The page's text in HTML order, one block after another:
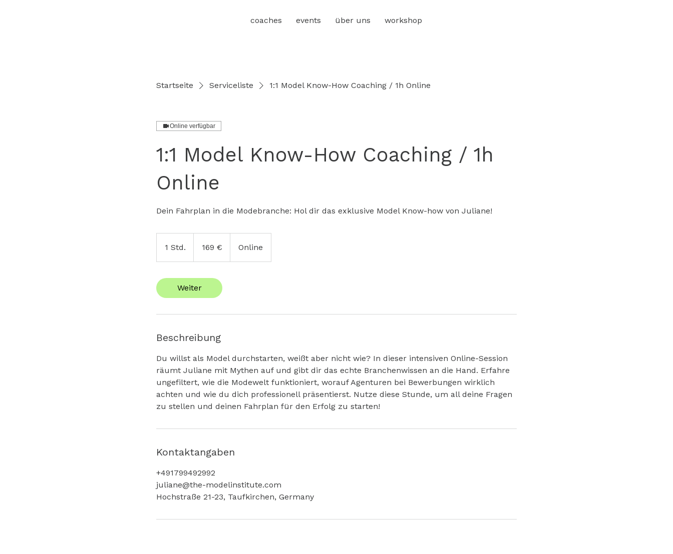
coaches events über uns workshop
Startseite Serviceliste 1:1 Model Know-How Coaching / 1h Online
Online verfügbar
1:1 Model Know-How Coaching / 1h
Online
Dein Fahrplan in die Modebranche: Hol dir das exklusive Model Know-how von Juliane!
1 Std.
d
169 € Online
Weiter
Beschreibung
Du willst als Model durchstarten, weißt aber nicht wie? In dieser intensiven Online-Session
räumt Juliane mit Mythen auf und gibt dir das echte Branchenwissen an die Hand. Erfahre
ungefiltert, wie die Modewelt funktioniert, worauf Agenturen bei Bewerbungen wirklich
achten und wie du dich professionell präsentierst. Nutze diese Stunde, um all deine Fragen
zu stellen und deinen Fahrplan für den Erfolg zu starten!
Kontaktangaben
+491799492992
juliane@the-modelinstitute.com
Hochstraße 21-23, Taufkirchen, Germany